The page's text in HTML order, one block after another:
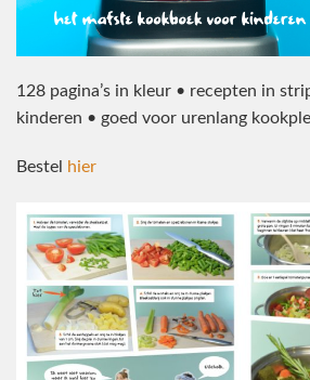
128 pagina’s in kleur • recepten in
kinderen • goed voor urenlang
Bestel hier